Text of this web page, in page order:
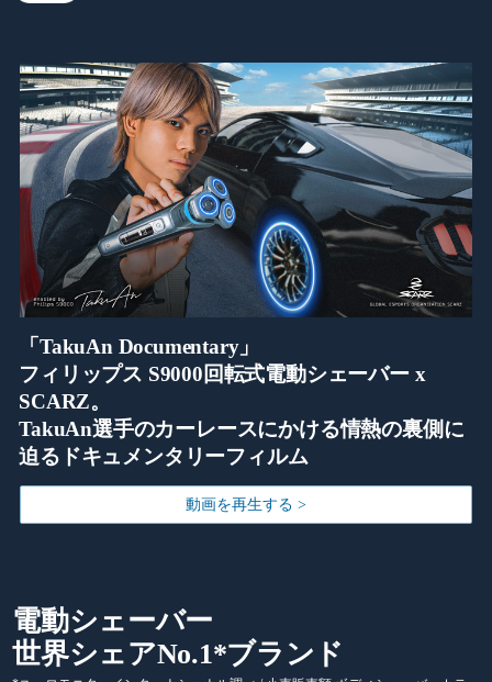
「TakuAn Documentary」
フィリップス S9000回転式電動シェーバー x
SCARZ。
TakuAn選手のカーレースにかける情熱の裏側に
迫るドキュメンタリーフィルム
動画を再生する >
電動シェーバー
世界シェアNo.1*ブランド